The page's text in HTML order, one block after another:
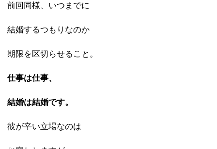
前回同様、いつまでに
結婚するつもりなのか
期限を区切らせること。
仕事は仕事、
結婚は結婚です。
彼が辛い立場なのは